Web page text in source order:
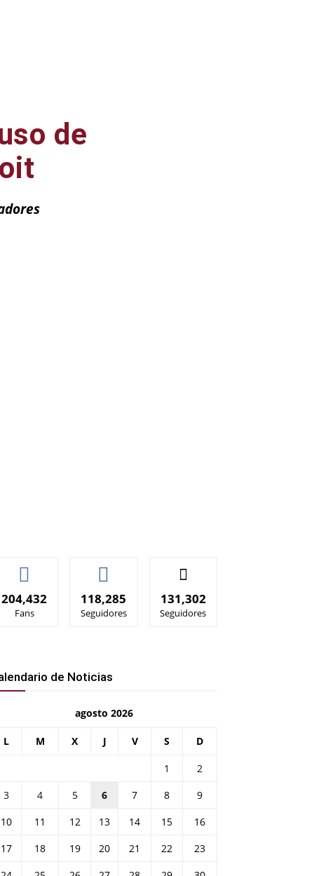
de
204,432
Fans
118,285
Seguidores
131,302
Seguidores
de Noticias
agosto 2026
L M X J V S D
1
2
3
4 5 6 7 8
9
10
11 12 13 14 15
16
17
18 19 20 21 22
23